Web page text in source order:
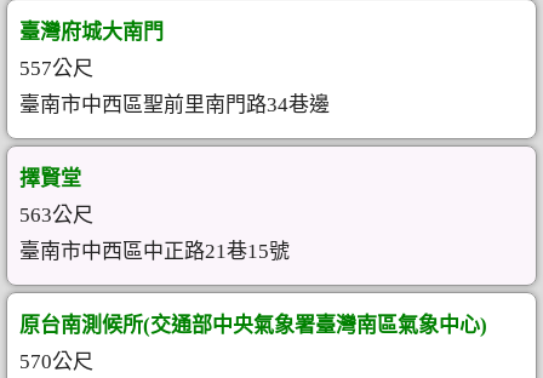
臺灣府城大南門
557公尺
臺南市中西區聖前里南門路34巷邊
擇賢堂
563公尺
臺南市中西區中正路21巷15號
原台南測候所(交通部中央氣象署臺灣南區氣象中心)
570公尺